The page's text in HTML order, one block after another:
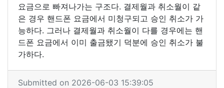
요금으로 빠져나가는 구조다. 결제월과 취소월이 같
은 경우 핸드폰 요금에서 미청구되고 승인 취소가 가
능하다. 그러나 결제월과 취소월이 다를 경우에는 핸
드폰 요금에서 이미 출금됐기 덕분에 승인 취소가 불
가하다.
Submitted on 2026-06-03 15:39:05